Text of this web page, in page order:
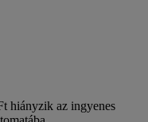
hiányzik az ingyenes